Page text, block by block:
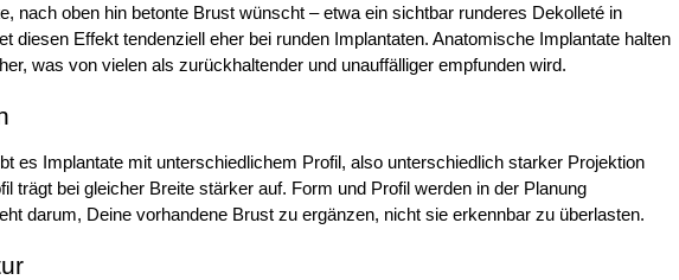
nach oben hin betonte Brust wünscht – etwa ein sichtbar runderes Dekolleté in
diesen Effekt tendenziell eher bei runden Implantaten. Anatomische Implantate halten
was von vielen als zurückhaltender und unauffälliger empfunden wird.
es Implantate mit unterschiedlichem Profil, also unterschiedlich starker Projektion
trägt bei gleicher Breite stärker auf. Form und Profil werden in der Planung
darum, Deine vorhandene Brust zu ergänzen, nicht sie erkennbar zu überlasten.